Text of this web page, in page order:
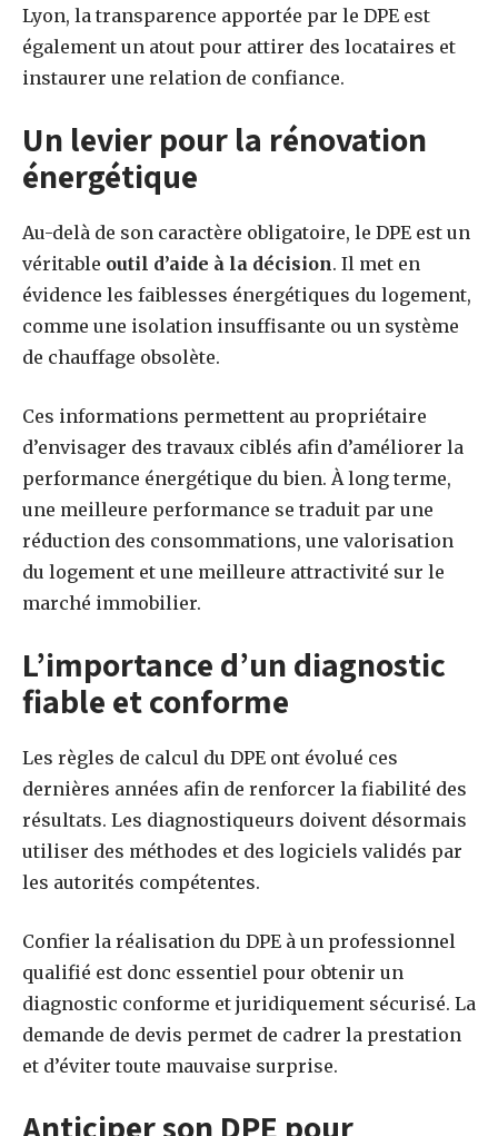
Lyon, la transparence apportée par le DPE est
également un atout pour attirer des locataires et
instaurer une relation de confiance.
Un levier pour la rénovation
énergétique
Au-delà de son caractère obligatoire, le DPE est un
véritable outil d’aide à la décision. Il met en
évidence les faiblesses énergétiques du logement,
comme une isolation insuffisante ou un système
de chauffage obsolète.
Ces informations permettent au propriétaire
d’envisager des travaux ciblés afin d’améliorer la
performance énergétique du bien. À long terme,
une meilleure performance se traduit par une
réduction des consommations, une valorisation
du logement et une meilleure attractivité sur le
marché immobilier.
L’importance d’un diagnostic
fiable et conforme
Les règles de calcul du DPE ont évolué ces
dernières années afin de renforcer la fiabilité des
résultats. Les diagnostiqueurs doivent désormais
utiliser des méthodes et des logiciels validés par
les autorités compétentes.
Confier la réalisation du DPE à un professionnel
qualifié est donc essentiel pour obtenir un
diagnostic conforme et juridiquement sécurisé. La
demande de devis permet de cadrer la prestation
et d’éviter toute mauvaise surprise.
Anticiper son DPE pour